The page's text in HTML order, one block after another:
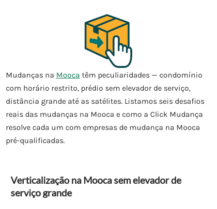
Mudanças na Mooca têm peculiaridades — condomínio
com horário restrito, prédio sem elevador de serviço,
distância grande até as satélites. Listamos seis desafios
reais das mudanças na Mooca e como a Click Mudança
resolve cada um com empresas de mudança na Mooca
pré-qualificadas.
Verticalização na Mooca sem elevador de
serviço grande